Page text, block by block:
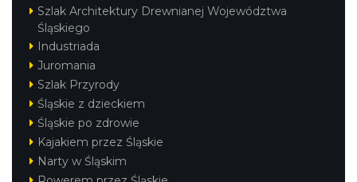
Rabsztyn
15.57 km
Szlak Architektury Drewnianej Województwa
Śląskiego
Industriada
Juromania
Szlak Przyrody
Śląskie z dzieckiem
Śląskie po zdrowie
Kajakiem przez Śląskie
Narty w Śląskim